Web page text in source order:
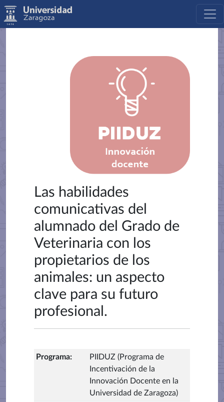
Las habilidades
comunicativas del
alumnado del Grado de
Veterinaria con los
propietarios de los
animales: un aspecto
clave para su futuro
profesional.
Programa:
PIIDUZ (Programa de
Incentivación de la
Innovación Docente en la
Universidad de Zaragoza)